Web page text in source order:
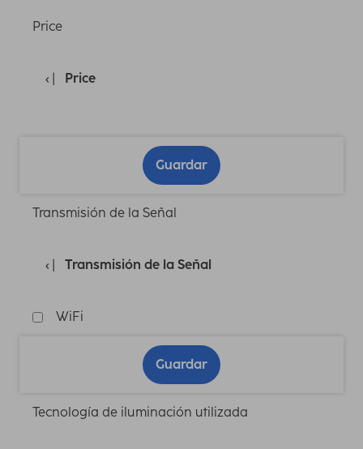
Price
Price
Guardar
Transmisión de la Señal
Transmisión de la Señal
WiFi
Guardar
Tecnología de iluminación utilizada